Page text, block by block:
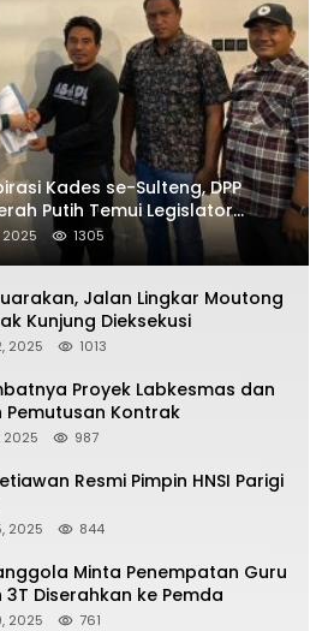
Kades se-Sulteng, DPP
Putih Temui Legislator
2025 1305
Jalan Lingkar Moutong
Kunjung Dieksekusi
2025 1013
Proyek Labkesmas dan
Pemutusan Kontrak
2025 987
Resmi Pimpin HNSI Parigi
2025 844
Minta Penempatan Guru
3T Diserahkan ke Pemda
2025 761